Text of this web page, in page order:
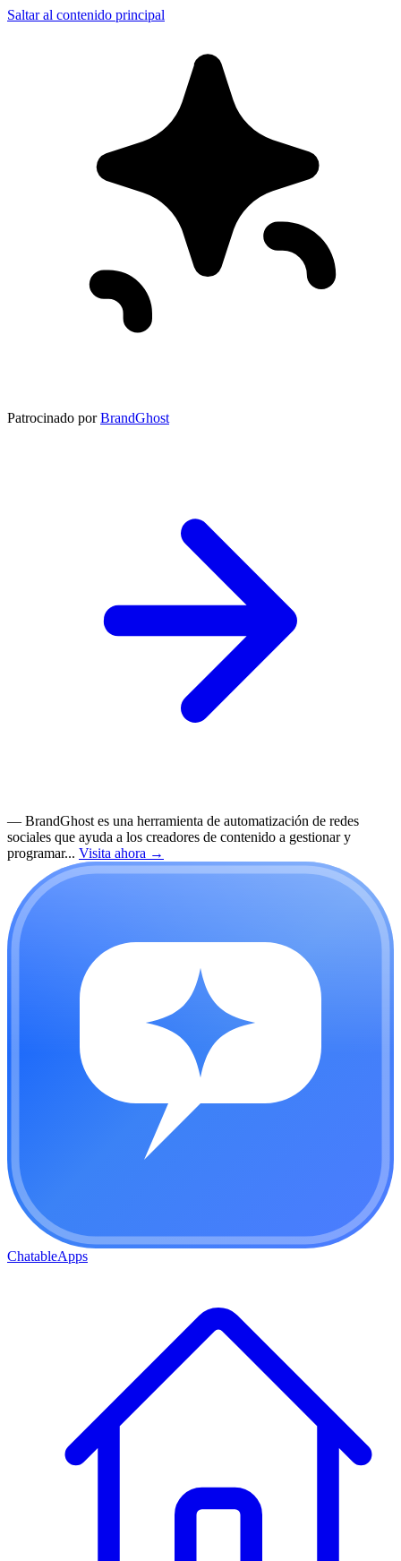
Saltar al contenido principal
Patrocinado por BrandGhost
— BrandGhost es una herramienta de automatización de redes
sociales que ayuda a los creadores de contenido a gestionar y
programar... Visita ahora →
ChatableApps